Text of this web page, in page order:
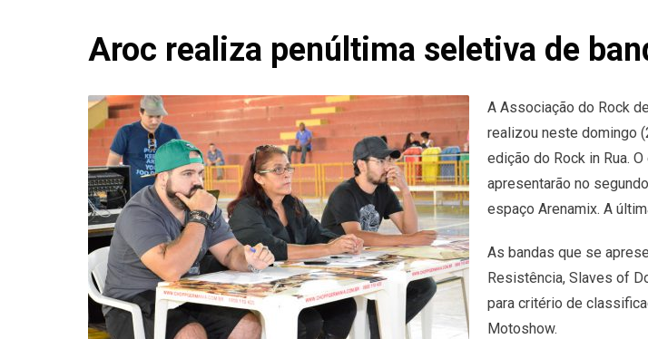
Aroc realiza penúltima seletiva de
A Associação do Rock
realizou neste domingo
edição do Rock in Rua.
apresentarão no
espaço Arenamix. A
As bandas que se
Resistência, Slaves of
para critério de
Motoshow.